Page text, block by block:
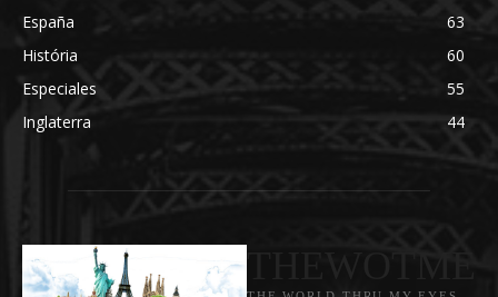
España
63
História
60
Especiales
55
Inglaterra
44